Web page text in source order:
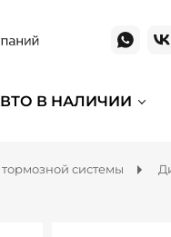
В НАЛИЧИИ
системы